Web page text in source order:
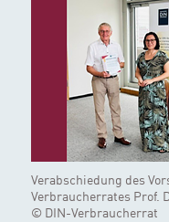
Verabschiedung des
Verbraucherrates Prof.
© DIN-Verbraucherrat